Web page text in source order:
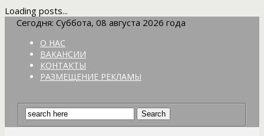
Loading posts...
Сегодня: Суббота, 08 августа 2026 года
О НАС
ВАКАНСИИ
КОНТАКТЫ
РАЗМЕЩЕНИЕ РЕКЛАМЫ